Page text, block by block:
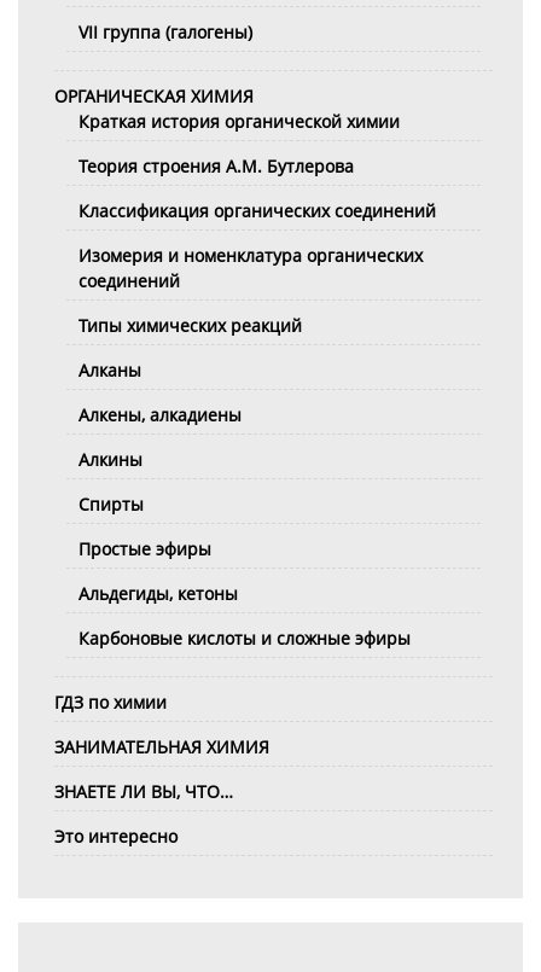
VII группа (галогены)
ОРГАНИЧЕСКАЯ ХИМИЯ
Краткая история органической химии
Теория строения А.М. Бутлерова
Классификация органических соединений
Изомерия и номенклатура органических
соединений
Типы химических реакций
Алканы
Алкены, алкадиены
Алкины
Спирты
Простые эфиры
Альдегиды, кетоны
Карбоновые кислоты и сложные эфиры
ГДЗ по химии
ЗАНИМАТЕЛЬНАЯ ХИМИЯ
ЗНАЕТЕ ЛИ ВЫ, ЧТО…
Это интересно